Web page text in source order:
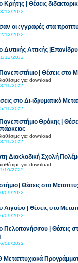
Κρήτης | Θέσεις
12/2022
οι εγγραφές στα
12/2022
Δυτικής Αττικής
12/2022
| Θέσεις στο
για download
11/2022
στο Δι-ιδρυματικό
11/2022
Θράκης |
για download
11/2022
Διακλαδική Σχολή
για download
10/2022
| Θέσεις στο
09/2022
Αιγαίου | Θέσεις στο
09/2022
Πελοπονήσσου | Θέσεις
09/2022
9 Μεταπτυχιακά